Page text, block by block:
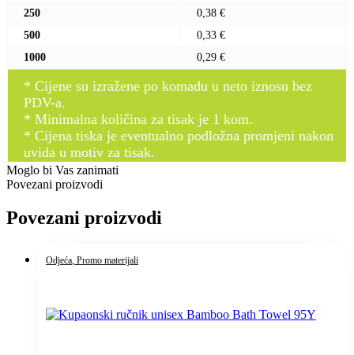
250
0,38 €
500
0,33 €
1000
0,29 €
* Cijene su izražene po komadu u neto iznosu bez
PDV-a.
* Minimalna količina za tisak je 1 kom.
* Cijena tiska je eventualno podložna promjeni nakon
uvida u motiv za tisak.
Moglo bi Vas zanimati
Povezani proizvodi
Povezani proizvodi
Odjeća, Promo materijali